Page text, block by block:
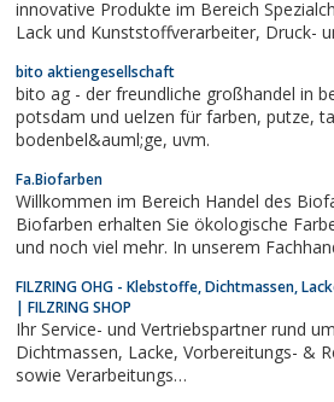
innovative Produkte im Bereich
Lack und Kunststoffverarbeiter, Druck- und Kosmetikindustrie
bito aktiengesellschaft
bito ag - der freundliche großhandel in berlin,
potsdam und uelzen für farben, putze, tapeten, lacke, lasuren,
bodenbel&auml;ge, uvm.
Fa.Biofarben
Willkommen im Bereich Handel des
Biofarben erhalten Sie ökologische
und noch viel mehr. In unserem
außerdem auf der Suche nach Handwerkern sind, die
Produkte gleich für Sie verarbeiten,...
FILZRING OHG - Klebstoffe, Dichtmassen,
| FILZRING SHOP
Ihr Service- und Vertriebspartner rund
Dichtmassen, Lacke, Vorbereitungs- & Reinigungschemikalien
sowie Verarbeitungs…